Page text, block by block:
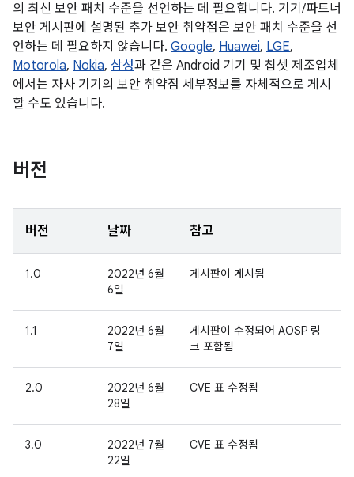
의 최신 보안 패치 수준을 선언하는 데 필요합니다. 기기/파트너
보안 게시판에 설명된 추가 보안 취약점은 보안 패치 수준을 선
언하는 데 필요하지 않습니다. Google, Huawei, LGE,
Motorola, Nokia, 삼성과 같은 Android 기기 및 칩셋 제조업체
에서는 자사 기기의 보안 취약점 세부정보를 자체적으로 게시
할 수도 있습니다.
버전
버전 날짜 참고
1.0
2022년 6월
6일
게시판이 게시됨
1.1
2022년 6월
7일
게시판이 수정되어 AOSP 링
크 포함됨
2.0
2022년 6월
28일
CVE 표 수정됨
3.0
2022년 7월
22일
CVE 표 수정됨